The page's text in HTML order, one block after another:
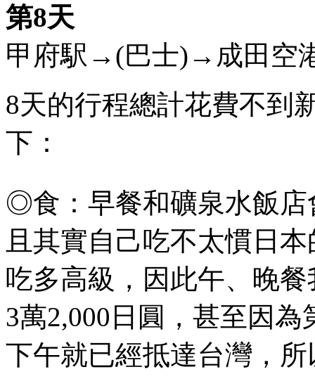
第8天
甲府駅→(巴士)→成田空
8天的行程總計花費不到
下：
◎食：早餐和礦泉水飯店
且其實自己吃不太慣日
吃多高級，因此午、晚
3萬2,000日圓，甚至因
下午就已經抵達台灣，